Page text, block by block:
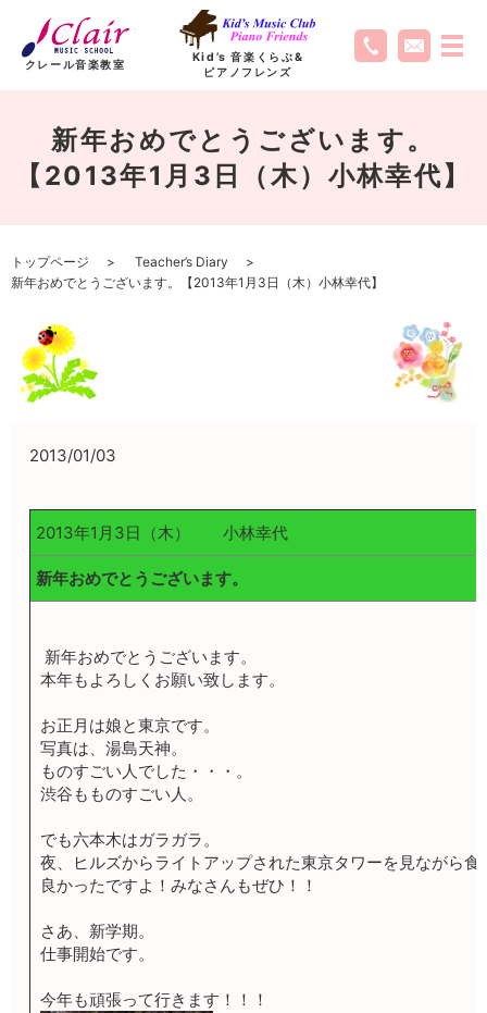
クレール音楽教室
Kid’s 音楽くらぶ&
ピアノフレンズ
新年おめでとうございます。
【2013年1月3日（木）小林幸代】
トップページ
Teacher’s Diary
新年おめでとうございます。【2013年1月3日（木）小林幸代】
2013/01/03
2013年1月3日（木） 小林幸代
新年おめでとうございます。
新年おめでとうございます。
本年もよろしくお願い致します。
お正月は娘と東京です。
写真は、湯島天神。
ものすごい人でした・・・。
渋谷もものすごい人。
でも六本木はガラガラ。
夜、ヒルズからライトアップされた東京タワーを見ながら食
良かったですよ！みなさんもぜひ！！
さあ、新学期。
仕事開始です。
今年も頑張って行きます！！！